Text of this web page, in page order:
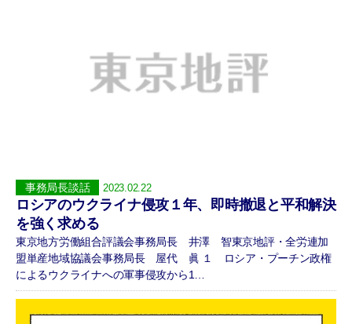
事務局長談話 2023.02.22
ロシアのウクライナ侵攻１年、即時撤退と平和解決
を強く求める
東京地方労働組合評議会事務局長 井澤 智東京地評・全労連加
盟単産地域協議会事務局長 屋代 眞 １ ロシア・プーチン政権
によるウクライナへの軍事侵攻から1…